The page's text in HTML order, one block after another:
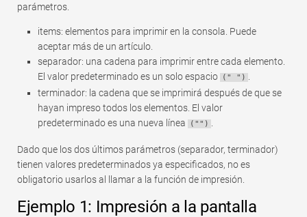
parámetros.
items: elementos para imprimir en la consola. Puede
aceptar más de un artículo.
separador: una cadena para imprimir entre cada elemento.
El valor predeterminado es un solo espacio
(" ")
terminador: la cadena que se imprimirá después de que se
hayan impreso todos los elementos. El valor
predeterminado es una nueva línea
("")
Dado que los dos últimos parámetros (separador, terminador)
tienen valores predeterminados ya especificados, no es
obligatorio usarlos al llamar a la función de impresión.
Ejemplo 1: Impresión a la pantalla